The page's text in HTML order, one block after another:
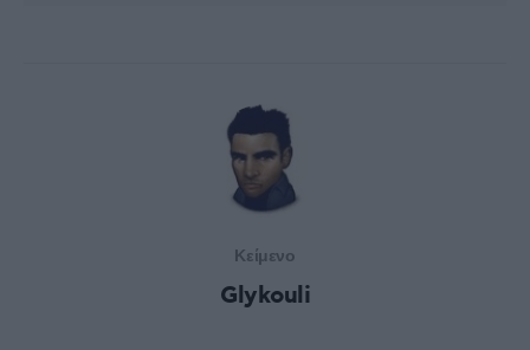
Κείμενο
Glykouli